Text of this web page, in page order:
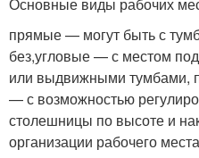
прямые — могут быть с
без,угловые — с местом
или выдвижными тумбами,
— с возможностью
столешницы по высоте и
организации рабочего